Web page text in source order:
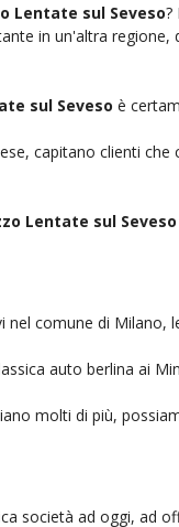
Lentate sul Seveso?
in un'altra
sul Seveso è
capitano clienti
Lentate sul Seveso
nel comune di
auto berlina ai
molti di più,
società ad oggi, ad